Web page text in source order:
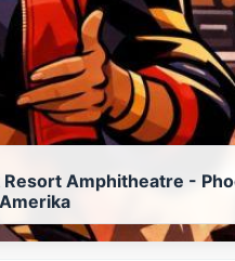
Resort Amphitheatre -